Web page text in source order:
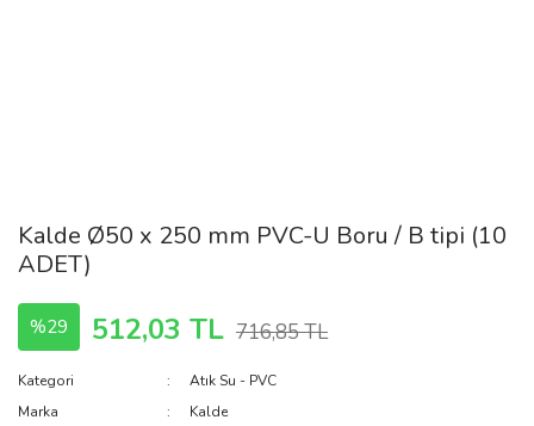
Kalde Ø50 x 250 mm PVC-U Boru / B tipi (10
ADET)
%29 512,03 TL 716,85 TL
Kategori
Atık Su - PVC
Marka
Kalde